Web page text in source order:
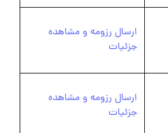
ارسال رزومه و مشاهده
جزئیات
ارسال رزومه و مشاهده
جزئیات